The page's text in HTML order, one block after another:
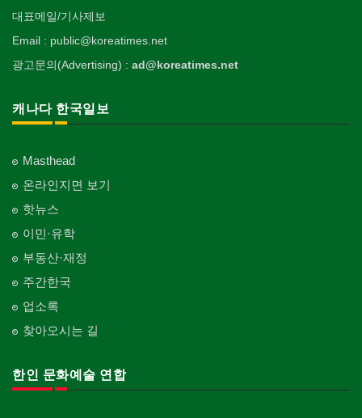
대표메일/기사제보
Email : public@koreatimes.net
광고문의(Advertising) : ad@koreatimes.net
캐나다 한국일보
Masthead
온라인지면 보기
핫뉴스
이민·유학
부동산·재정
주간한국
업소록
찾아오시는 길
한인 문화예술 연합